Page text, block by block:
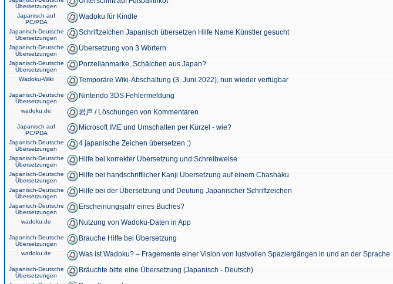
Übersetzungen
Japanisch auf
PC/PDA
Wadoku für Kindle
Japanisch-Deutsche
Übersetzungen
Schriftzeichen Japanisch übersetzen Hilfe Name Künstler gesucht
Japanisch-Deutsche
Übersetzungen
Übersetzung von 3 Wörtern
Japanisch-Deutsche
Übersetzungen
Porzellanmarke, Schälchen aus Japan?
Wadoku-Wiki Temporäre Wiki-Abschaltung (3. Juni 2022), nun wieder verfügbar
Japanisch-Deutsche
Übersetzungen
Nintendo 3DS Fehlermeldung
wadoku.de 岩戸 / Löschungen von Kommentaren
Japanisch auf
PC/PDA
Microsoft IME und Umschalten per Kürzel - wie?
Japanisch-Deutsche
Übersetzungen
4 japanische Zeichen übersetzen :)
Japanisch-Deutsche
Übersetzungen
Hilfe bei korrekter Übersetzung und Schreibweise
Japanisch-Deutsche
Übersetzungen
Hilfe bei handschriftlicher Kanji Übersetzung auf einem Chashaku
Japanisch-Deutsche
Übersetzungen
Hilfe bei der Übersetzung und Deutung Japanischer Schriftzeichen
Japanisch-Deutsche
Übersetzungen
Erscheinungsjahr eines Buches?
wadoku.de Nutzung von Wadoku-Daten in App
Japanisch-Deutsche
Übersetzungen
Brauche Hilfe bei Übersetzung
wadoku.de Was ist Wadoku? – Fragemente einer Vision von lustvollen Spaziergängen in und an der Sprache
Japanisch-Deutsche
Übersetzungen
Bräuchte bitte eine Übersetzung (Japanisch - Deutsch)